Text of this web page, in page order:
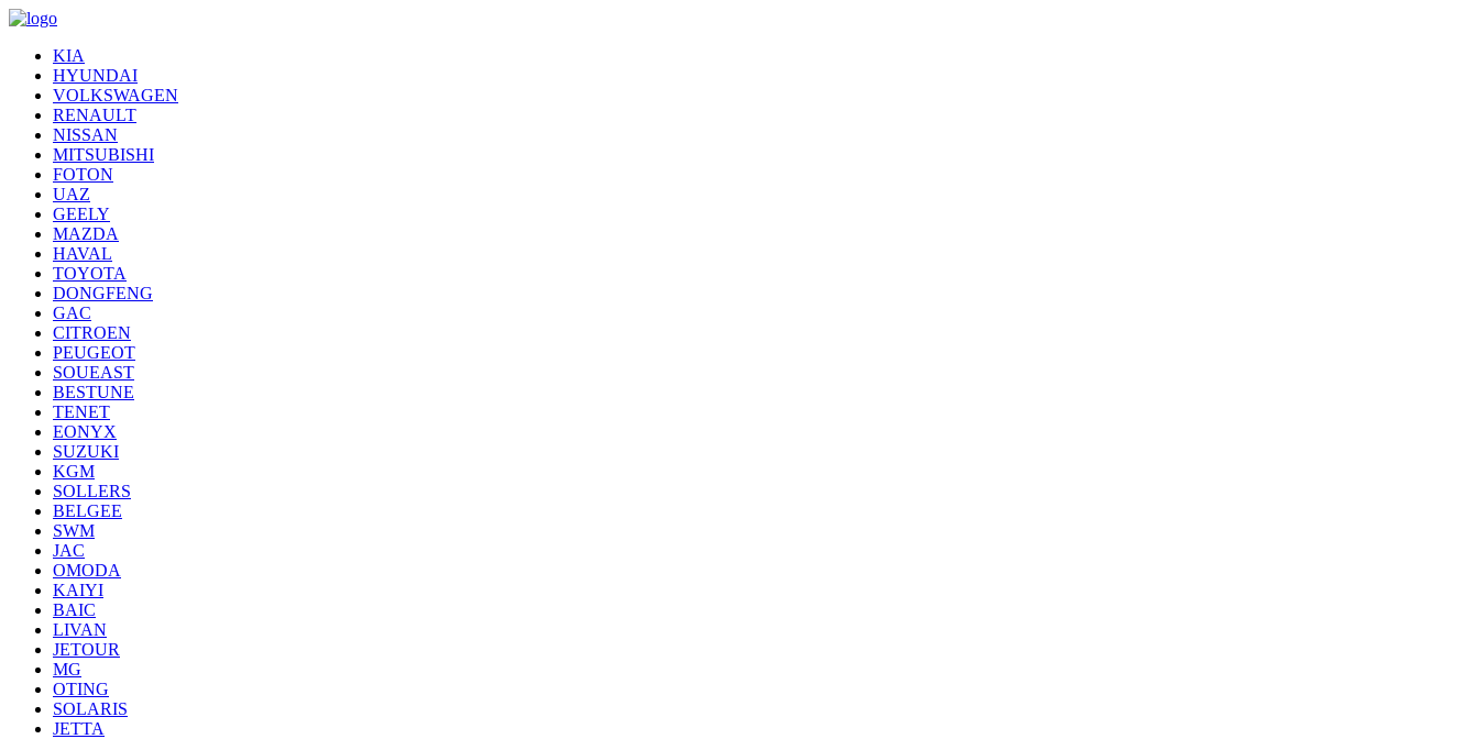
KIA
HYUNDAI
VOLKSWAGEN
RENAULT
NISSAN
MITSUBISHI
FOTON
UAZ
GEELY
MAZDA
HAVAL
TOYOTA
DONGFENG
GAC
CITROEN
PEUGEOT
SOUEAST
BESTUNE
TENET
EONYX
SUZUKI
KGM
SOLLERS
BELGEE
SWM
JAC
OMODA
KAIYI
BAIC
LIVAN
JETOUR
MG
OTING
SOLARIS
JETTA